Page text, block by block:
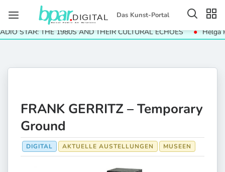
Das Kunst-Portal
THE 1980S AND THEIR CULTURAL ECHOES Helga
FRANK GERRITZ – Temporary
Ground
DIGITAL AKTUELLE AUSTELLUNGEN MUSEEN